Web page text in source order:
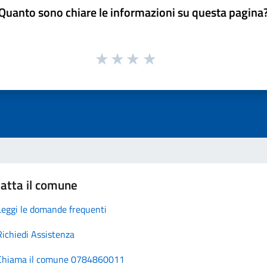
sono chiare le informazioni su questa
il comune
le domande frequenti
Assistenza
il comune 0784860011